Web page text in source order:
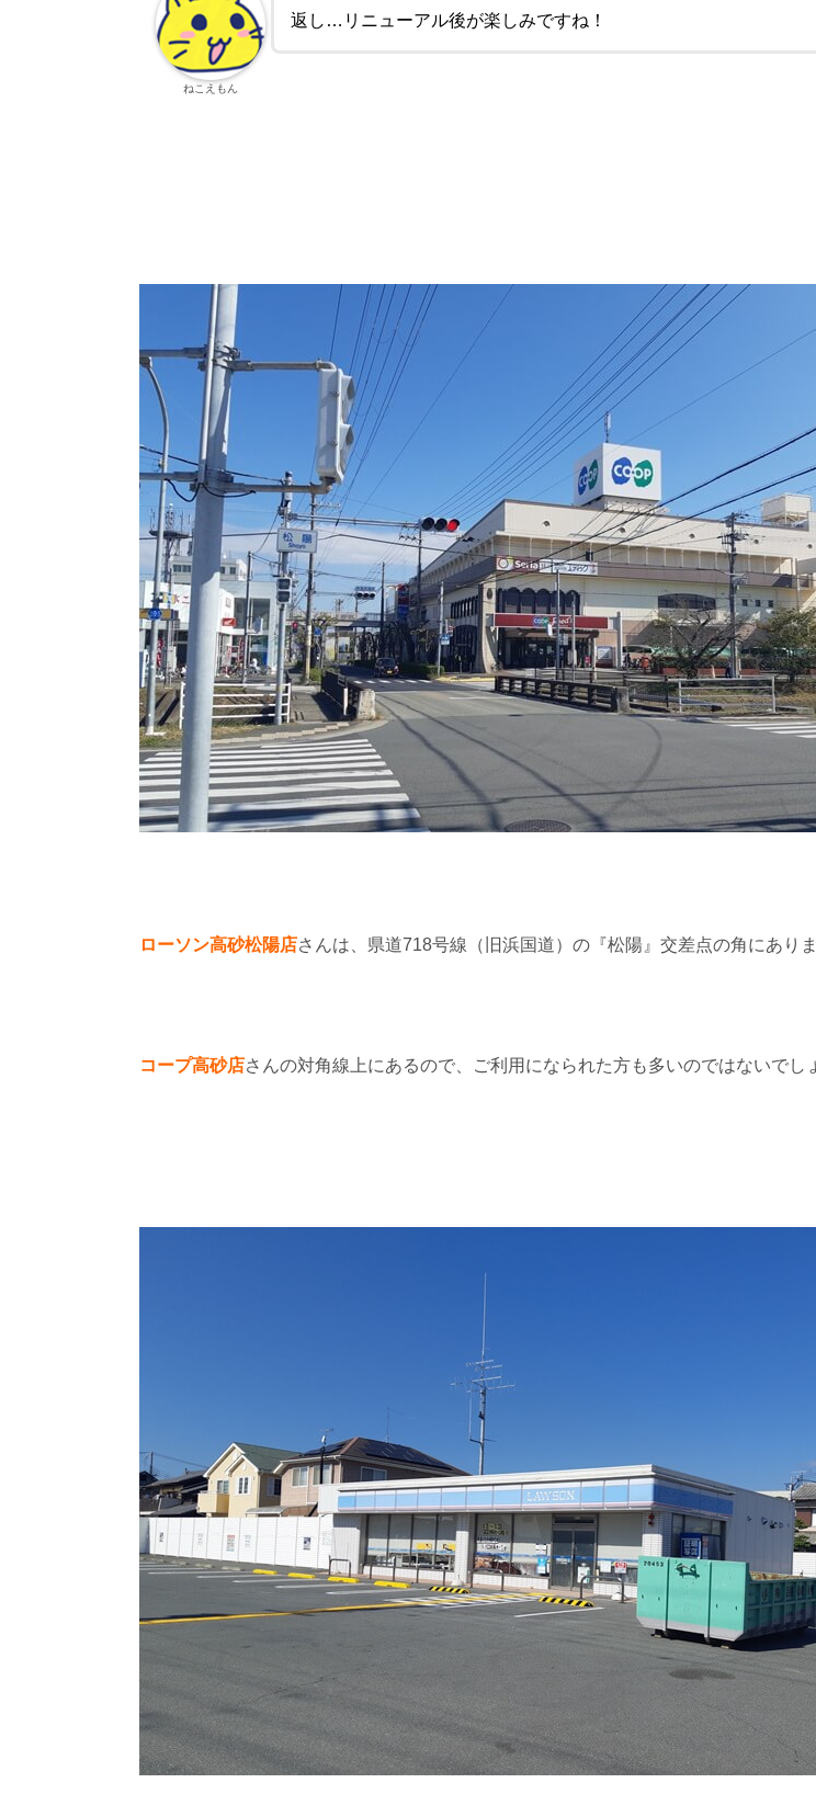
返し…リニューアル後が楽しみですね！
ねこえもん
ローソン高砂松陽店さんは、県道718号線（旧浜国道）の『松陽』交差点の角にありま
コープ高砂店さんの対角線上にあるので、ご利用になられた方も多いのではないでし